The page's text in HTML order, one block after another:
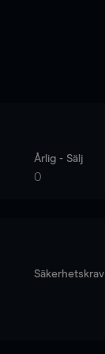
Årlig - Sälj
0
Säkerhetskrav